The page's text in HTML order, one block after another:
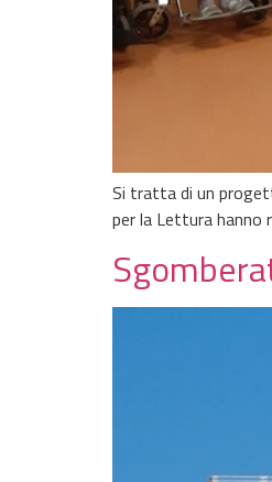
Si tratta di un
per la Lettura hanno